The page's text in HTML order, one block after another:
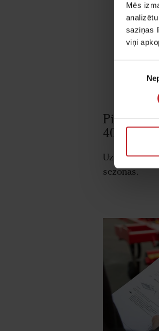
Mēs
saziņas
viņi
400C/S
Uzziniet, kā
sezonas.